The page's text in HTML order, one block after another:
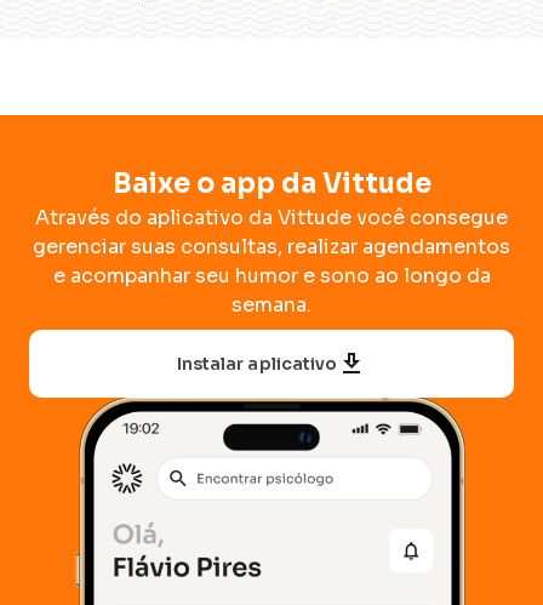
Baixe o app da Vittude
Através do aplicativo da Vittude você consegue
gerenciar suas consultas, realizar agendamentos
e acompanhar seu humor e sono ao longo da
semana.
Instalar aplicativo